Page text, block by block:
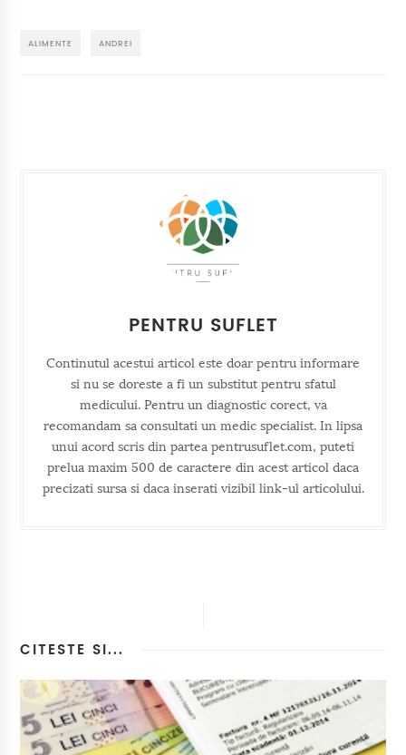
ALIMENTE ANDREI
PENTRU SUFLET
Continutul acestui articol este doar pentru informare
si nu se doreste a fi un substitut pentru sfatul
medicului. Pentru un diagnostic corect, va
recomandam sa consultati un medic specialist. In lipsa
unui acord scris din partea pentrusuflet.com, puteti
prelua maxim 500 de caractere din acest articol daca
precizati sursa si daca inserati vizibil link-ul articolului.
CITESTE SI...